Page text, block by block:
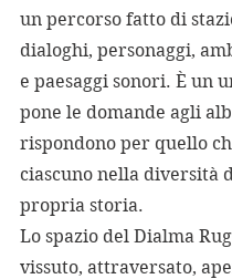
un percorso fatto di
dialoghi, personaggi,
e paesaggi sonori. È un
pone le domande agli
rispondono per quello
ciascuno nella diversità
propria storia.
Lo spazio del Dialma
vissuto, attraversato,